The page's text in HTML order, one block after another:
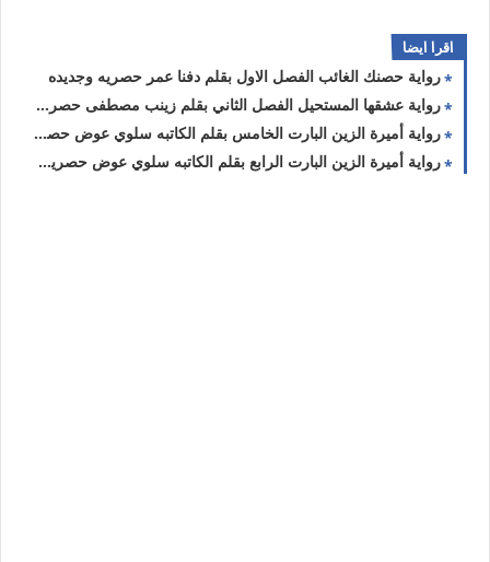
اقرا ايضا
رواية حصنك الغائب الفصل الاول بقلم دفنا عمر حصريه وجديده
رواية عشقها المستحيل الفصل الثاني بقلم زينب مصطفى حصريه وجديده
رواية أميرة الزين البارت الخامس بقلم الكاتبه سلوي عوض حصريه وجديده
رواية أميرة الزين البارت الرابع بقلم الكاتبه سلوي عوض حصريه وجديده